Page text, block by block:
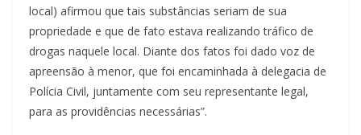
local) afirmou que tais substâncias seriam de sua
propriedade e que de fato estava realizando tráfico de
drogas naquele local. Diante dos fatos foi dado voz de
apreensão à menor, que foi encaminhada à delegacia de
Polícia Civil, juntamente com seu representante legal,
para as providências necessárias”.